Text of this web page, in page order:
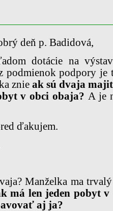
deň p. Badidová,
dotácie na
podmienok podpory
znie ak sú dvaja
v obci obaja? A je
ďakujem.
Manželka ma
má len jeden pobyt
aj ja?